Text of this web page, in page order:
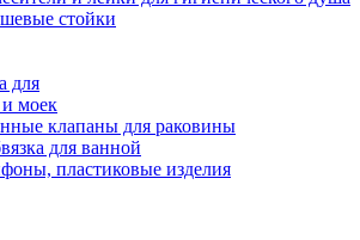
стойки
для
моек
клапаны для раковины
для ванной
пластиковые изделия